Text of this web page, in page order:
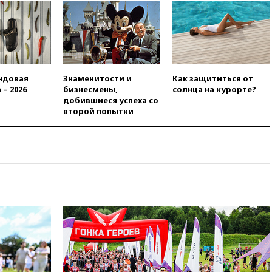
вчера, 21:43Организаторы
«Интервидения»
подтвердили, что конкурс
пройдет в Саудовской Аравии
вчера, 21:35Машков: в РФ
подготовили концепцию
развития театрального
искусства до 2035 года
вчера, 21:21
бензина старых
«взрывная» диарея охватила
47 из 50 штатов США
вчера, 20:35ПВО за 12 часов
сбила 200 украинских
беспилотников
2026
Знаменитости и
бизнесмены,
добившиеся успеха со
второй попытки
Как защититься от
солнца на курорте?